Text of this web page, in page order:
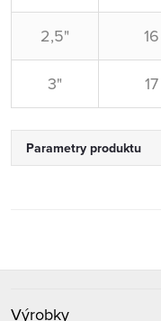
2,5" 16
3" 17
Parametry produktu
Výrobky